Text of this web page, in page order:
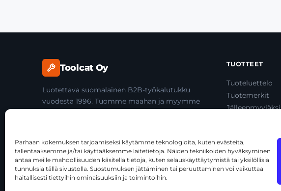
Parhaan kokemuksen tarjoamiseksi käytämme teknologioita, kuten evästeitä,
tallentaaksemme ja/tai käyttääksemme laitetietoja. Näiden tekniikoiden hyväksyminen
antaa meille mahdollisuuden käsitellä tietoja, kuten selauskäyttäytymistä tai yksilöllisiä
tunnuksia tällä sivustolla. Suostumuksen jättäminen tai peruuttaminen voi vaikuttaa
haitallisesti tiettyihin ominaisuuksiin ja toimintoihin.
Toolcat Oy
Luotettava suomalainen B2B-työkalutukku
vuodesta 1996. Tuomme maahan ja myymme
TUOTTEET
Tuoteluettelo
Tuotemerkit
Jälleenmyyjäksi